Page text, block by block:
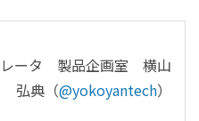
レータ 製品企画室 横山
弘典（@yokoyantech）